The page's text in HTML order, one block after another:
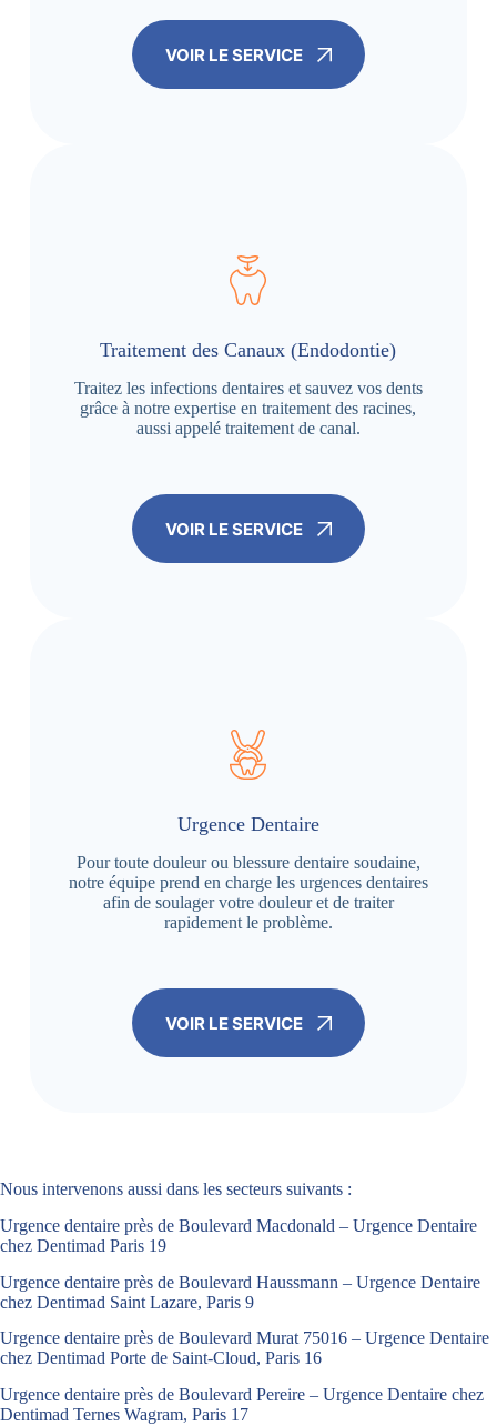
VOIR LE SERVICE
Traitement des Canaux (Endodontie)
Traitez les infections dentaires et sauvez vos dents
grâce à notre expertise en traitement des racines,
aussi appelé traitement de canal.
VOIR LE SERVICE
Urgence Dentaire
Pour toute douleur ou blessure dentaire soudaine,
notre équipe prend en charge les urgences dentaires
afin de soulager votre douleur et de traiter
rapidement le problème.
VOIR LE SERVICE
Nous intervenons aussi dans les secteurs suivants :
Urgence dentaire près de Boulevard Macdonald – Urgence Dentaire
chez Dentimad Paris 19
Urgence dentaire près de Boulevard Haussmann – Urgence Dentaire
chez Dentimad Saint Lazare, Paris 9
Urgence dentaire près de Boulevard Murat 75016 – Urgence Dentaire
chez Dentimad Porte de Saint-Cloud, Paris 16
Urgence dentaire près de Boulevard Pereire – Urgence Dentaire chez
Dentimad Ternes Wagram, Paris 17